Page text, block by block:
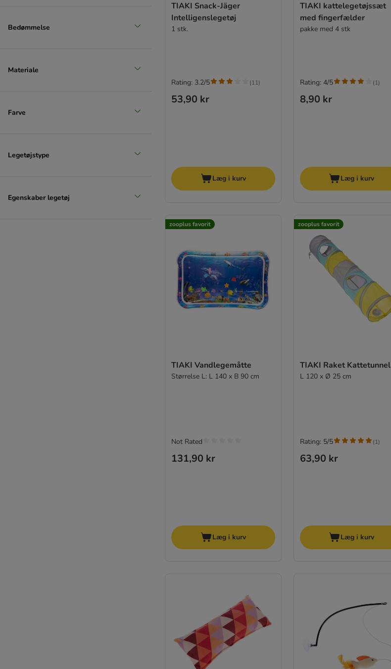
Bedømmelse
Materiale
Farve
Legetøjstype
Egenskaber legetøj
TIAKI Snack-Jäger
Intelligenslegetøj
1 stk.
53,90 kr
Rating: 3.2/5 (11)
Læg i kurv
TIAKI kattelegetøjssæt
med fingerfælder
pakke med 4 stk
8,90 kr
Rating: 4/5 (1)
Læg i kurv
zooplus favorit
TIAKI Vandlegemåtte
Størrelse L: L 140 x B 90 cm
131,90 kr
Not Rated
Læg i kurv
zooplus favorit
TIAKI Raket Kattetunnel
L 120 x Ø 25 cm
63,90 kr
Rating: 5/5 (1)
Læg i kurv